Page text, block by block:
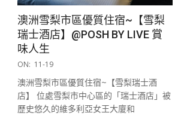
澳洲雪梨市區優質住宿~【雪梨
瑞士酒店】@POSH BY LIVE 賞
味人生
2019-
19
ON: 11-19
澳洲雪梨市區優質住宿~【雪梨瑞士酒
店】 位處雪梨市中心區的「瑞士酒店」被
歷史悠久的維多利亞女王大廈和